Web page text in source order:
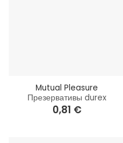
Mutual Pleasure
Презервативы durex
0,81 €